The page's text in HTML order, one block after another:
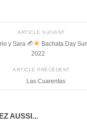
ARTICLE SUIVANT
y Sara
Bachata Day
2022
ARTICLE PRÉCÉDENT
Las Cuarentas
AUSSI...